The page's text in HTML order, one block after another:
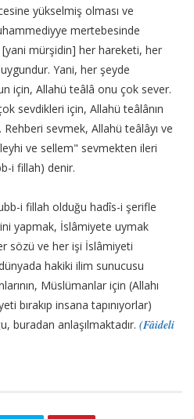
yükselmiş olması ve
mertebesinde
[yani mürşidin] her hareketi, her
Yani, her şeyde
için, Allahü teâlâ onu çok sever.
sevdikleri için, Allahü teâlânın
sevmek, Allahü teâlâyı ve
ve sellem" sevmekten ileri
i fillah) denir.
i fillah olduğu hadîs-i şerifle
yapmak, İslâmiyete uymak
sözü ve her işi İslâmiyeti
hakiki ilim sunucusu
Müslümanlar için (Allahı
bırakıp insana tapınıyorlar)
buradan anlaşılmaktadır. (Fâideli